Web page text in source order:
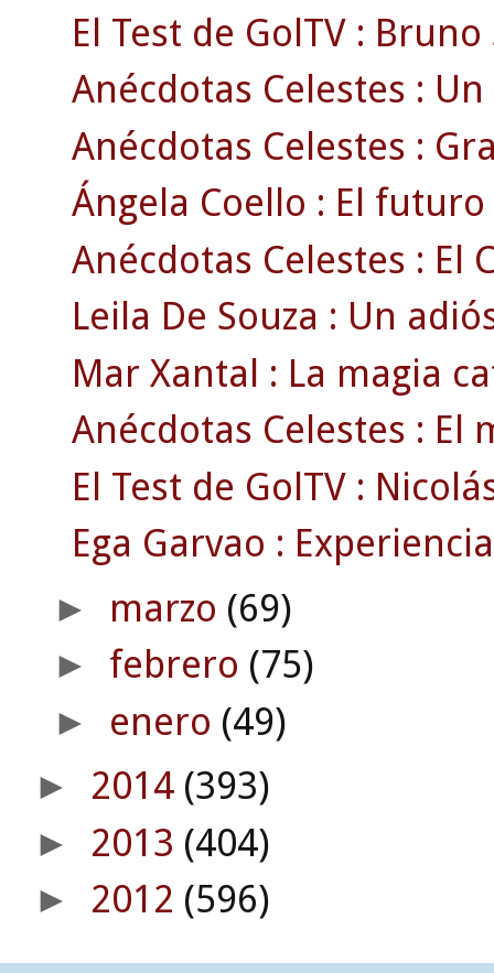
El Test de GolTV :
Anécdotas Celestes :
Anécdotas Celestes :
Ángela Coello : El
Anécdotas Celestes : El
Leila De Souza : Un
Mar Xantal : La magia
Anécdotas Celestes : El
El Test de GolTV :
Ega Garvao :
► marzo (69)
► febrero (75)
► enero (49)
► 2014 (393)
► 2013 (404)
► 2012 (596)